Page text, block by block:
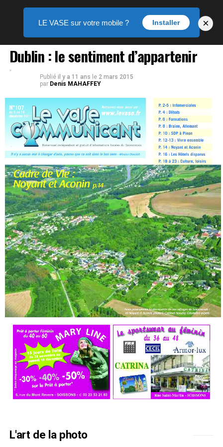
PHOTO
Dublin : le sentiment d’appartenir
Publié il y a 11 ans le 2 mars 2015
par Denis MAHAFFEY
L'art de la photo
LE VASE sur votre mobile ? Installer ×